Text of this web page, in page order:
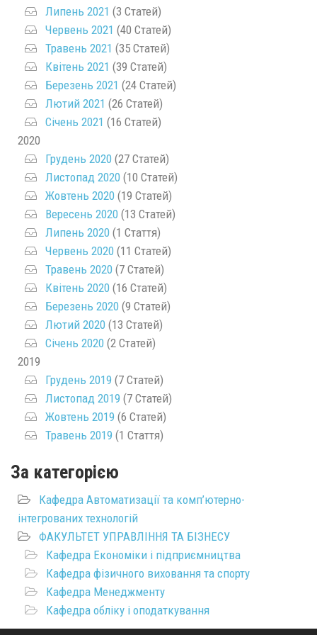
Липень 2021 (3 Статей)
Червень 2021 (40 Статей)
Травень 2021 (35 Статей)
Квітень 2021 (39 Статей)
Березень 2021 (24 Статей)
Лютий 2021 (26 Статей)
Січень 2021 (16 Статей)
2020
Грудень 2020 (27 Статей)
Листопад 2020 (10 Статей)
Жовтень 2020 (19 Статей)
Вересень 2020 (13 Статей)
Липень 2020 (1 Стаття)
Червень 2020 (11 Статей)
Травень 2020 (7 Статей)
Квітень 2020 (16 Статей)
Березень 2020 (9 Статей)
Лютий 2020 (13 Статей)
Січень 2020 (2 Статей)
2019
Грудень 2019 (7 Статей)
Листопад 2019 (7 Статей)
Жовтень 2019 (6 Статей)
Травень 2019 (1 Стаття)
За категорією
Кафедра Автоматизації та комп’ютерно-
інтегрованих технологій
ФАКУЛЬТЕТ УПРАВЛІННЯ ТА БІЗНЕСУ
Кафедра Економіки і підприємництва
Кафедра фізичного виховання та спорту
Кафедра Менеджменту
Кафедра обліку і оподаткування